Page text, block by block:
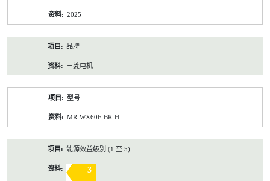
2025
品牌
三菱电机
型号
MR-WX60F-BR-H
能源效益級別 (1 至 5)
3